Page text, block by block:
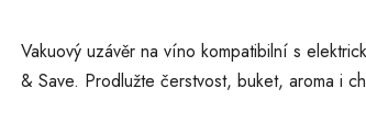
je
0,0
Vakuový uzávěr na víno kompatibilní s
& Save. Prodlužte čerstvost, buket, aroma i